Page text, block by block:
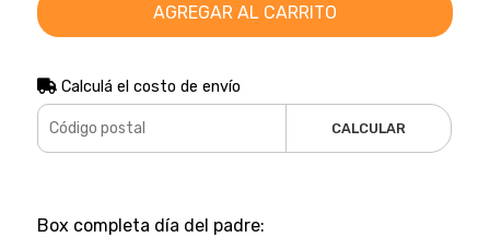
AGREGAR AL CARRITO
Calculá el costo de envío
CALCULAR
Box completa día del padre: